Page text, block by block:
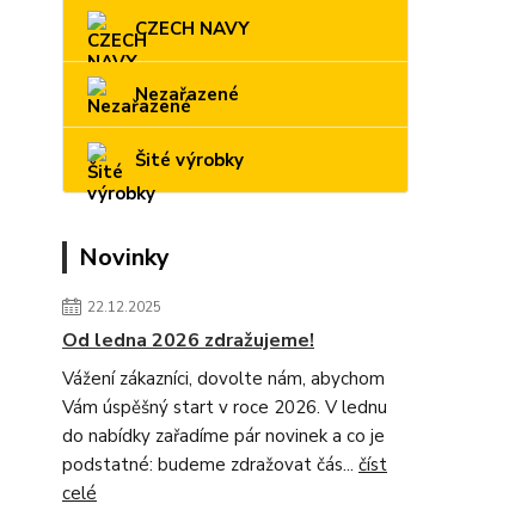
CZECH NAVY
Nezařazené
Šité výrobky
Novinky
22.12.2025
Od ledna 2026 zdražujeme!
Vážení zákazníci, dovolte nám, abychom
Vám úspěšný start v roce 2026. V lednu
do nabídky zařadíme pár novinek a co je
podstatné: budeme zdražovat čás... číst
celé